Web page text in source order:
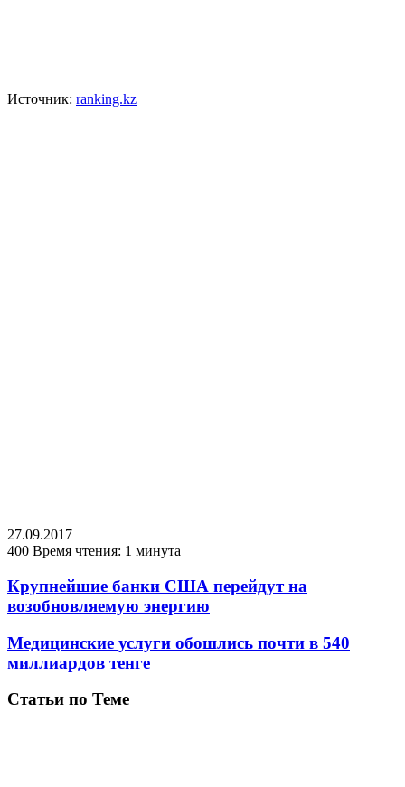
Источник: ranking.kz
27.09.2017
400 Время чтения: 1 минута
Крупнейшие банки США перейдут на
возобновляемую энергию
Медицинские услуги обошлись почти в 540
миллиардов тенге
Статьи по Теме